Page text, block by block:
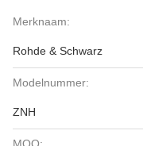
Merknaam:
Rohde & Schwarz
Modelnummer:
ZNH